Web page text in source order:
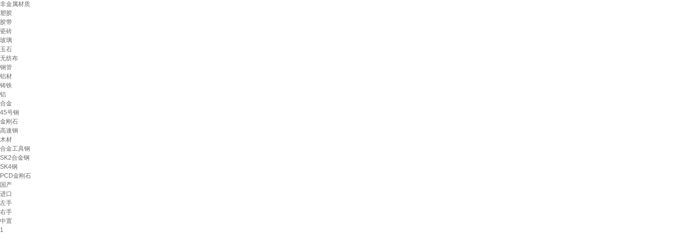
非金属材质
塑胶
胶带
瓷砖
玻璃
玉石
无纺布
钢管
铝材
铸铁
铝
合金
45号钢
金刚石
高速钢
木材
合金工具钢
SK2合金钢
SK4钢
PCD金刚石
国产
进口
左手
右手
中置
1